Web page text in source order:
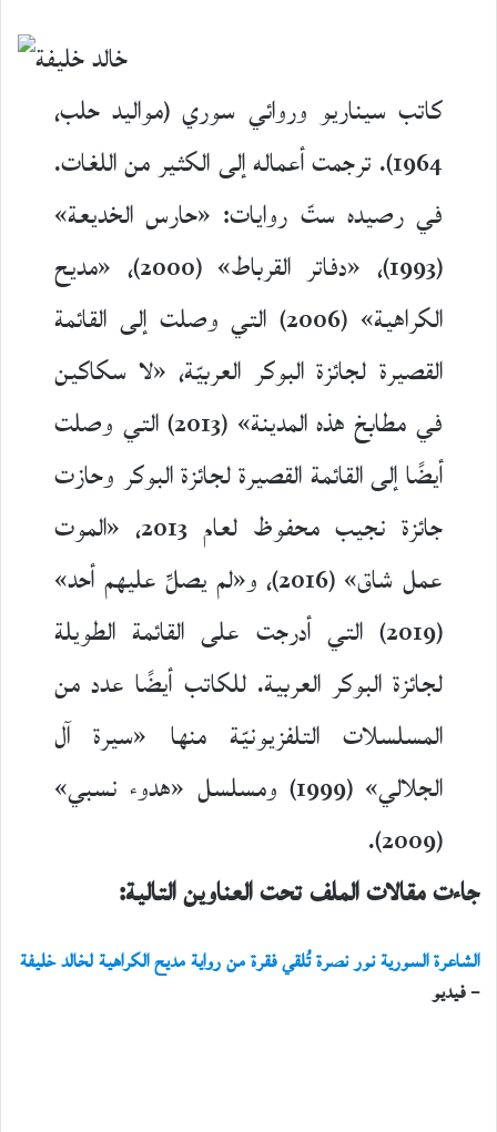
كاتب سيناريو وروائي سوري (مواليد حلب،
1964). ترجمت أعماله إلى الكثير من اللغات.
في رصيده ستّ روايات: «حارس الخديعة»
(1993)، «دفاتر القرباط» (2000)، «مديح
الكراهية» (2006) التي وصلت إلى القائمة
القصيرة لجائزة البوكر العربيّة، «لا سكاكين
في مطابخ هذه المدينة» (2013) التي وصلت
أيضًا إلى القائمة القصيرة لجائزة البوكر وحازت
جائزة نجيب محفوظ لعام 2013، «الموت
عمل شاق» (2016)، و«لم يصلِّ عليهم أحد»
(2019) التي أدرجت على القائمة الطويلة
لجائزة البوكر العربية. للكاتب أيضًا عدد من
المسلسلات التلفزيونيّة منها «سيرة آل
الجلالي» (1999) ومسلسل «هدوء نسبي»
(2009).
جاءت مقالات الملف تحت العناوين التالية:
الشاعرة السورية نور نصرة تُلقي فقرة من رواية مديح الكراهية لخالد خليفة
– فيديو